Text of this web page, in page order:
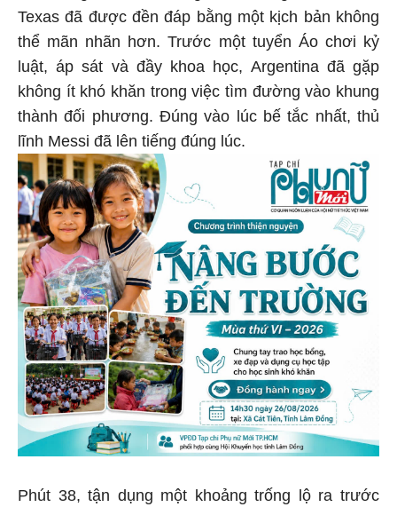
Texas đã được đền đáp bằng một kịch bản không
thể mãn nhãn hơn. Trước một tuyển Áo chơi kỷ
luật, áp sát và đầy khoa học, Argentina đã gặp
không ít khó khăn trong việc tìm đường vào khung
thành đối phương. Đúng vào lúc bế tắc nhất, thủ
lĩnh Messi đã lên tiếng đúng lúc.
Phút 38, tận dụng một khoảng trống lộ ra trước